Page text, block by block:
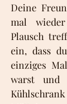
Deine
mal
Plausch
ein, dass
einziges
warst und